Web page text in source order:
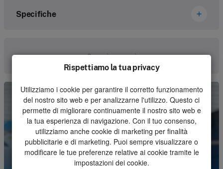
Specifiche
Numero dell'articolo
13520001
Genere
Housing
Unità
Pezzo
Quantità minima d'ordine
1
Ordina più
Comunica con noi
Avete domande su questo prodotto? Si prega di
Rispettiamo la tua privacy
Utilizziamo i cookie per garantire il corretto funzionamento
del nostro sito web e per analizzarne l'utilizzo. Questo ci
permette di migliorare continuamente il nostro sito web e
la tua esperienza di navigazione. Con il tuo consenso,
utilizziamo anche cookie di marketing per finalità
pubblicitarie e di marketing. Puoi sempre visualizzare o
modificare le tue preferenze relative ai cookie tramite le
impostazioni dei cookie.